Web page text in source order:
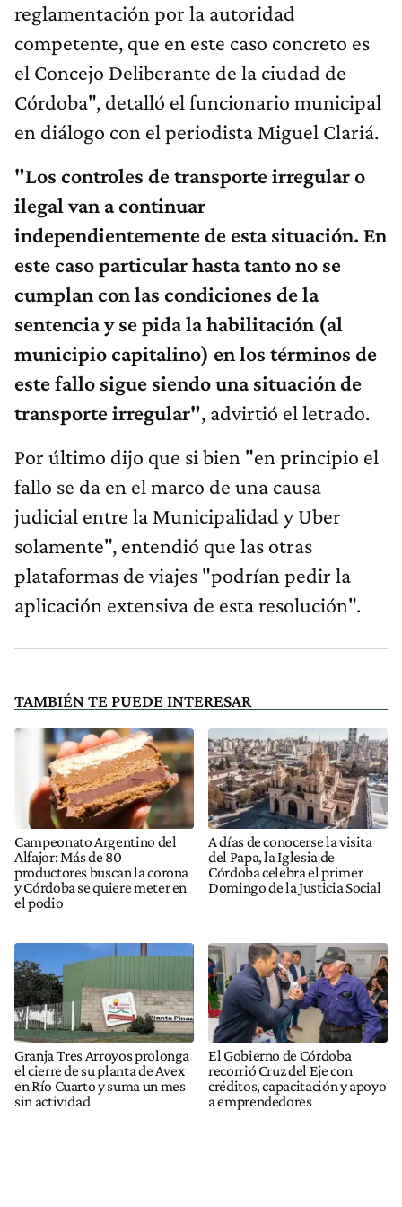
reglamentación por la autoridad
competente, que en este caso concreto es
el Concejo Deliberante de la ciudad de
Córdoba", detalló el funcionario municipal
en diálogo con el periodista Miguel Clariá.
"Los controles de transporte irregular o
ilegal van a continuar
independientemente de esta situación. En
este caso particular hasta tanto no se
cumplan con las condiciones de la
sentencia y se pida la habilitación (al
municipio capitalino) en los términos de
este fallo sigue siendo una situación de
transporte irregular", advirtió el letrado.
Por último dijo que si bien "en principio el
fallo se da en el marco de una causa
judicial entre la Municipalidad y Uber
solamente", entendió que las otras
plataformas de viajes "podrían pedir la
aplicación extensiva de esta resolución".
TAMBIÉN TE PUEDE INTERESAR
Campeonato Argentino del
Alfajor: Más de 80
productores buscan la corona
y Córdoba se quiere meter en
el podio
A días de conocerse la visita
del Papa, la Iglesia de
Córdoba celebra el primer
Domingo de la Justicia Social
Granja Tres Arroyos prolonga
el cierre de su planta de Avex
en Río Cuarto y suma un mes
sin actividad
El Gobierno de Córdoba
recorrió Cruz del Eje con
créditos, capacitación y apoyo
a emprendedores